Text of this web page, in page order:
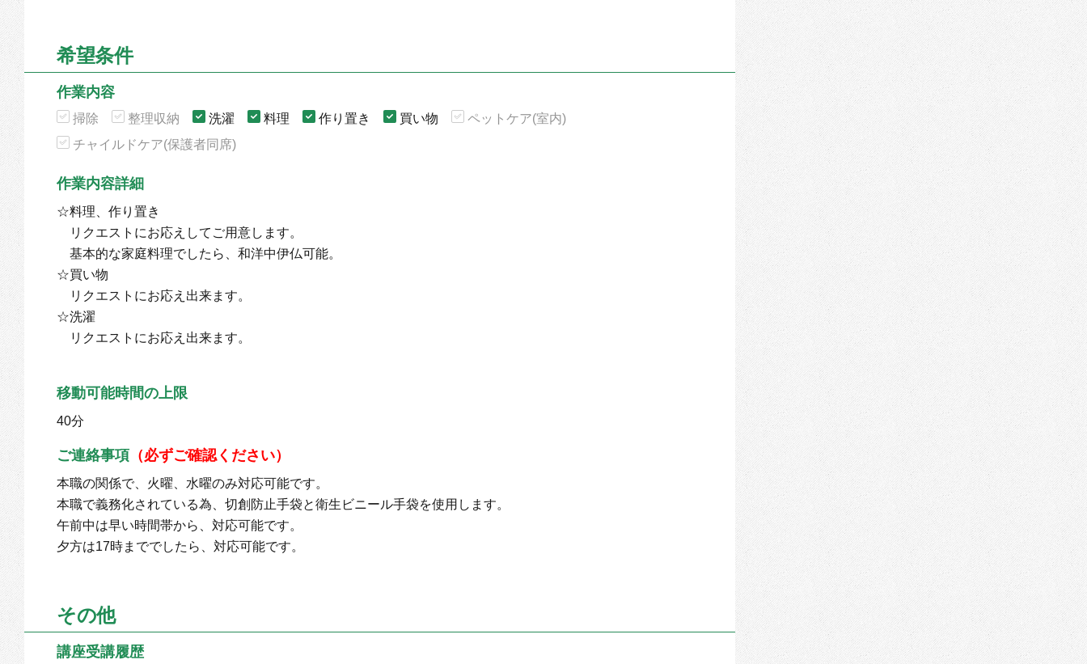
希望条件
作業内容
掃除 整理収納 洗濯 料理 作り置き 買い物
ペットケア(室内)
チャイルドケア(保護者同席)
作業内容詳細
☆料理、作り置き
リクエストにお応えしてご用意します。
基本的な家庭料理でしたら、和洋中伊仏可能。
☆買い物
リクエストにお応え出来ます。
☆洗濯
リクエストにお応え出来ます。
移動可能時間の上限
40分
ご連絡事項 （必ずご確認ください）
本職の関係で、火曜、水曜のみ対応可能です。
本職で義務化されている為、切創防止手袋と衛生ビニール手袋を使用します。
午前中は早い時間帯から、対応可能です。
夕方は17時まででしたら、対応可能です。
その他
講座受講履歴